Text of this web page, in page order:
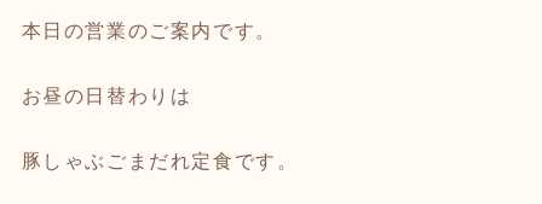
本日の営業のご案内です。
お昼の日替わりは
豚しゃぶごまだれ定食です。